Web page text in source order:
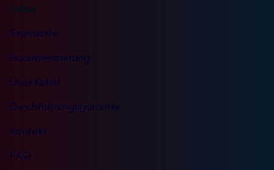
Infos
Standorte
Raumvermietung
Über Kebel
Durchführungsgarantie
Kontakt
FAQ